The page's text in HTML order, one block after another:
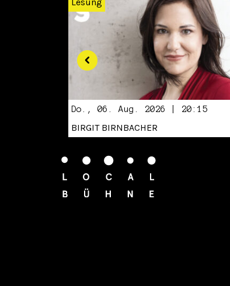
Do., 06. Aug. 2026 | 20:15
BIRGIT BIRNBACHER